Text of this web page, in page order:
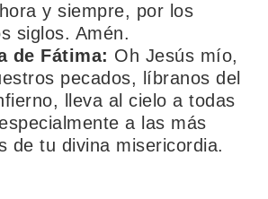
y siempre, por los
siglos. Amén.
de Fátima: Oh Jesús mío,
pecados, líbranos del
lleva al cielo a todas
a las más
de tu divina misericordia.